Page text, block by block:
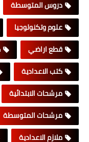
دروس المتوسطة
علوم وتكنولوجيا
قطع اراضي
كتب الاعدادية
مرشحات الابتدائية
مرشحات المتوسطة
ملازم الاعدادية